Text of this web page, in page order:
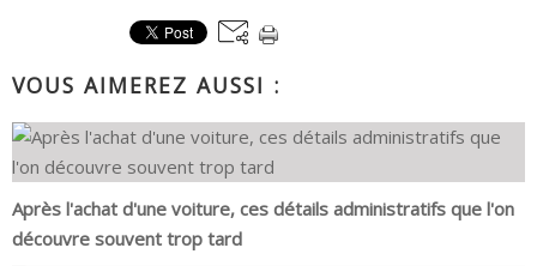
VOUS AIMEREZ AUSSI :
Après l'achat d'une voiture, ces détails administratifs que l'on
découvre souvent trop tard